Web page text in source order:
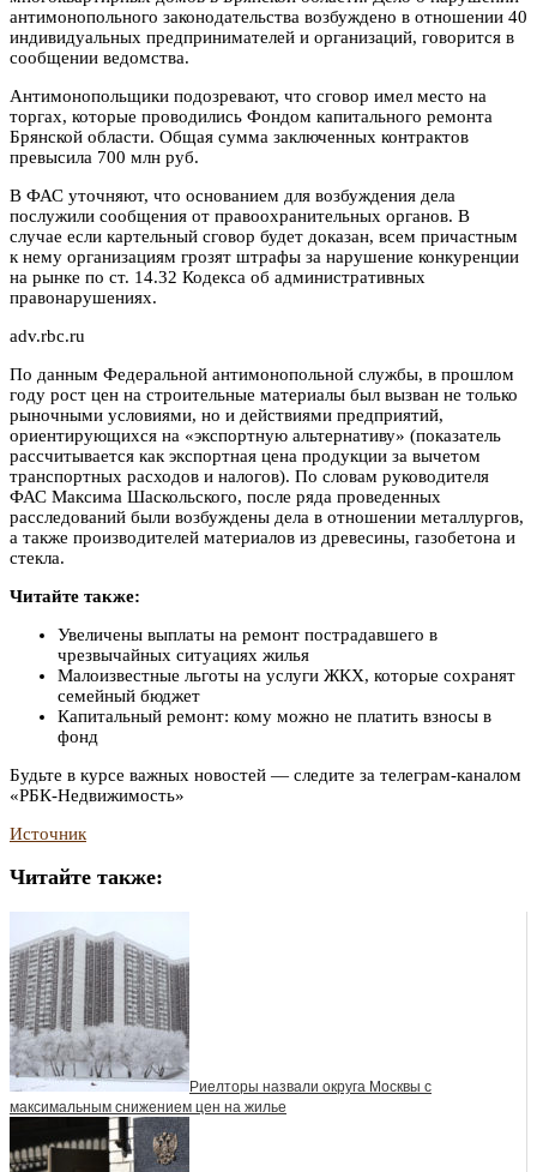
антимонопольного законодательства возбуждено в отношении 40
индивидуальных предпринимателей и организаций, говорится в
сообщении ведомства.
Антимонопольщики подозревают, что сговор имел место на
торгах, которые проводились Фондом капитального ремонта
Брянской области. Общая сумма заключенных контрактов
превысила 700 млн руб.
В ФАС уточняют, что основанием для возбуждения дела
послужили сообщения от правоохранительных органов. В
случае если картельный сговор будет доказан, всем причастным
к нему организациям грозят штрафы за нарушение конкуренции
на рынке по ст. 14.32 Кодекса об административных
правонарушениях.
adv.rbc.ru
По данным Федеральной антимонопольной службы, в прошлом
году рост цен на строительные материалы был вызван не только
рыночными условиями, но и действиями предприятий,
ориентирующихся на «экспортную альтернативу» (показатель
рассчитывается как экспортная цена продукции за вычетом
транспортных расходов и налогов). По словам руководителя
ФАС Максима Шаскольского, после ряда проведенных
расследований были возбуждены дела в отношении металлургов,
а также производителей материалов из древесины, газобетона и
стекла.
Читайте также:
Увеличены выплаты на ремонт пострадавшего в
чрезвычайных ситуациях жилья
Малоизвестные льготы на услуги ЖКХ, которые сохранят
семейный бюджет
Капитальный ремонт: кому можно не платить взносы в
фонд
Будьте в курсе важных новостей — следите за телеграм-каналом
«РБК-Недвижимость»
Источник
Читайте также:
Риелторы назвали округа Москвы с
максимальным снижением цен на жилье